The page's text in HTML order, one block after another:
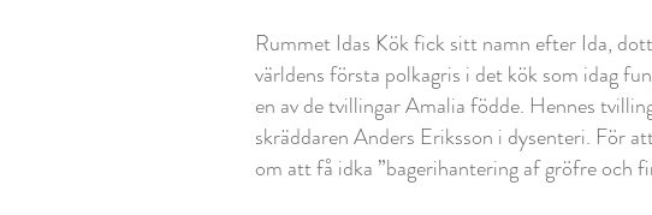
Rummet Idas Kök fick sitt namn efter Ida,
världens första polkagris i det kök som idag
en av de tvillingar Amalia födde. Hennes
skräddaren Anders Eriksson i dysenteri. För
om att få idka ”bagerihantering af gröfre och